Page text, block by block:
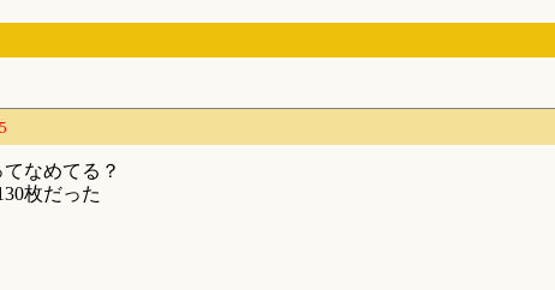
なめてる？
枚だった